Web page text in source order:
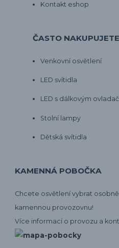
Kontakt eshop
ČASTO NAKUPUJETE
Venkovní osvětlení
LED svítidla
LED s dálkovým
Stolní lampy
Dětská svítidla
KAMENNÁ POBOČKA
Chcete osvětlení vybrat
kamennou provozovnu!
Více informací o provozu a